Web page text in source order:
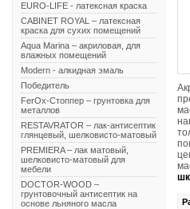
EURO-LIFE - латексная краска
CABINET ROYAL – латексная
краска для сухих помещений
Aqua Marina – акриловая, для
влажных помещений
Мodern - алкидная эмаль
Победитель
FerOx-Стоппер – грунтовка для
металлов
RESTAVRATOR – лак-антисептик
глянцевый, шелковисто-матовый
PREMIERA – лак матовый,
шелковисто-матовый для
мебели
DOCTOR-WOOD –
грунтовочный антисептик на
основе льняного масла